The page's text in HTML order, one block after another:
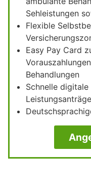
Sehleistungen
Flexible
Easy Pay Card
Behandlungen
Schnelle